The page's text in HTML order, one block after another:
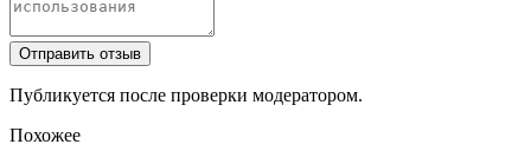
Отправить отзыв
Публикуется после проверки модератором.
Похожее